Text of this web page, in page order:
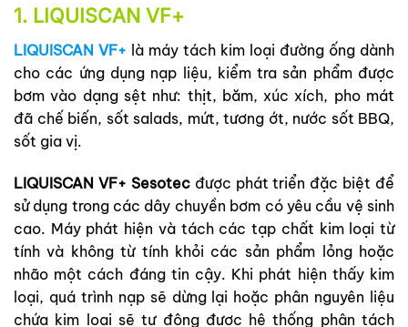
1. LIQUISCAN VF+
LIQUISCAN VF+ là máy tách kim loại đường ống dành
cho các ứng dụng nạp liệu, kiểm tra sản phẩm được
bơm vào dạng sệt như: thịt, băm, xúc xích, pho mát
đã chế biến, sốt salads, mứt, tương ớt, nước sốt BBQ,
sốt gia vị.
LIQUISCAN VF+ Sesotecđược phát triển đặc biệt để
sử dụng trong các dây chuyền bơm có yêu cầu vệ sinh
cao. Máy phát hiện và tách các tạp chất kim loại từ
tính và không từ tính khỏi các sản phẩm lỏng hoặc
nhão một cách đáng tin cậy. Khi phát hiện thấy kim
loại, quá trình nạp sẽ dừng lại hoặc phân nguyên liệu
chứa kim loại sẽ tự động được hệ thống phân tách